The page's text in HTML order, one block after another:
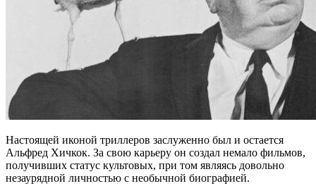
Настоящей иконой триллеров заслуженно был и остается
Альфред Хичкок. За свою карьеру он создал немало фильмов,
получивших статус культовых, при том являясь довольно
незаурядной личностью с необычной биографией.